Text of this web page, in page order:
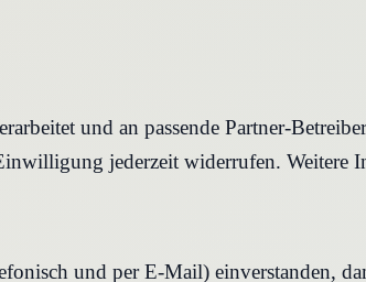
und an passende Partner-
jederzeit widerrufen. Weitere
und per E-Mail) einverstanden,